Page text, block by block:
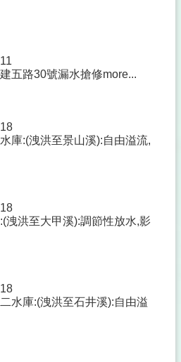
五路30號漏水搶修more...
庫:(洩洪至景山溪):自由溢流,
洩洪至大甲溪):調節性放水,影
水庫:(洩洪至石井溪):自由溢